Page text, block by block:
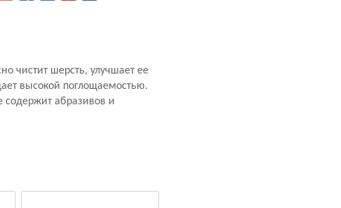
чистит шерсть, улучшает ее
высокой поглощаемостью.
содержит абразивов и